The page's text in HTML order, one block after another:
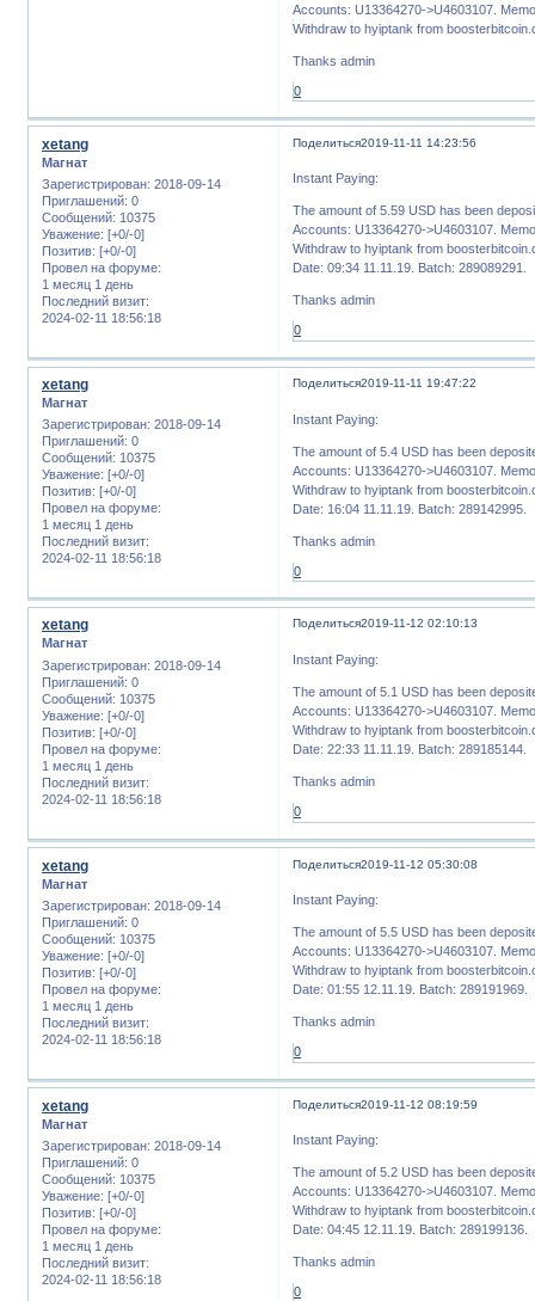
Accounts: U13364270->U4603107.
Withdraw to hyiptank from
Thanks admin
0
Поделиться2019-11-11 14:23:56
xetang
Магнат
Зарегистрирован: 2018-09-14
Приглашений: 0
Сообщений: 10375
Уважение: [+0/-0]
Позитив: [+0/-0]
Провел на форуме:
1 месяц 1 день
Последний визит:
2024-02-11 18:56:18
Instant Paying:
The amount of 5.59 USD has been
Accounts: U13364270->U4603107.
Withdraw to hyiptank from
Date: 09:34 11.11.19. Batch: 289089291.
Thanks admin
0
Поделиться2019-11-11 19:47:22
xetang
Магнат
Зарегистрирован: 2018-09-14
Приглашений: 0
Сообщений: 10375
Уважение: [+0/-0]
Позитив: [+0/-0]
Провел на форуме:
1 месяц 1 день
Последний визит:
2024-02-11 18:56:18
Instant Paying:
The amount of 5.4 USD has been
Accounts: U13364270->U4603107.
Withdraw to hyiptank from
Date: 16:04 11.11.19. Batch: 289142995.
Thanks admin
0
Поделиться2019-11-12 02:10:13
xetang
Магнат
Зарегистрирован: 2018-09-14
Приглашений: 0
Сообщений: 10375
Уважение: [+0/-0]
Позитив: [+0/-0]
Провел на форуме:
1 месяц 1 день
Последний визит:
2024-02-11 18:56:18
Instant Paying:
The amount of 5.1 USD has been
Accounts: U13364270->U4603107.
Withdraw to hyiptank from
Date: 22:33 11.11.19. Batch: 289185144.
Thanks admin
0
Поделиться2019-11-12 05:30:08
xetang
Магнат
Зарегистрирован: 2018-09-14
Приглашений: 0
Сообщений: 10375
Уважение: [+0/-0]
Позитив: [+0/-0]
Провел на форуме:
1 месяц 1 день
Последний визит:
2024-02-11 18:56:18
Instant Paying:
The amount of 5.5 USD has been
Accounts: U13364270->U4603107.
Withdraw to hyiptank from
Date: 01:55 12.11.19. Batch: 289191969.
Thanks admin
0
Поделиться2019-11-12 08:19:59
xetang
Магнат
Зарегистрирован: 2018-09-14
Приглашений: 0
Сообщений: 10375
Уважение: [+0/-0]
Позитив: [+0/-0]
Провел на форуме:
1 месяц 1 день
Последний визит:
2024-02-11 18:56:18
Instant Paying:
The amount of 5.2 USD has been
Accounts: U13364270->U4603107.
Withdraw to hyiptank from
Date: 04:45 12.11.19. Batch: 289199136.
Thanks admin
0